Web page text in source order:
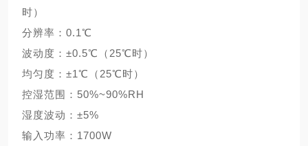
时）
分辨率： 0.1℃
波动度： ±0.5℃（25℃时）
均匀度： ±1℃（25℃时）
控湿范围： 50%~90%RH
湿度波动： ±5%
输入功率： 1700W